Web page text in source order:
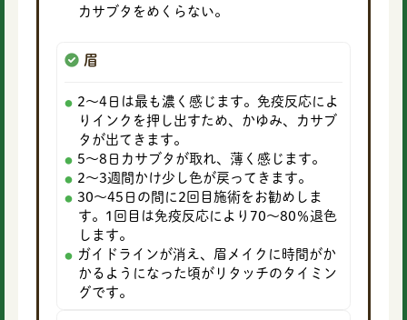
カサブタをめくらない。
眉
2〜4日は最も濃く感じます。免疫反応によ
りインクを押し出すため、かゆみ、カサブ
タが出てきます。
5〜8日カサブタが取れ、薄く感じます。
2〜3週間かけ少し色が戻ってきます。
30〜45日の間に2回目施術をお勧めしま
す。1回目は免疫反応により70〜80％退色
します。
ガイドラインが消え、眉メイクに時間がか
かるようになった頃がリタッチのタイミン
グです。